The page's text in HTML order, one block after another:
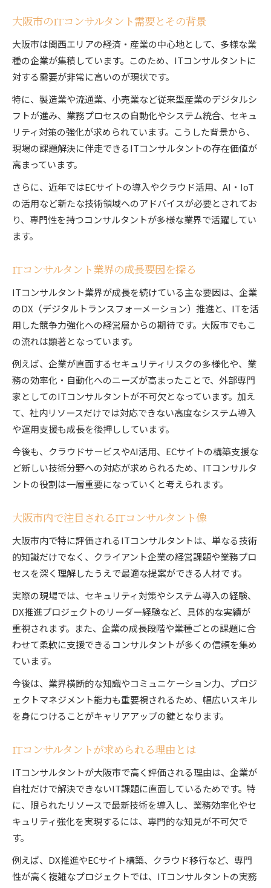
大阪市のITコンサル年収相場を徹底分析
年収交渉で有利なITコンサルタントの強み
ITコンサルタントが収入を伸ばす秘訣
ITコンサルタントとしてのキャリア形成戦略
ITコンサルタントが描くべきキャリア設計
大阪市で実現するITコンサルの成長戦略
ITコンサルタントのキャリアアップ成功例
長期的視点で考えるITコンサルの道筋
ITコンサルタント転職後のキャリア展望
大阪市のITコンサルタント需要とその背景
大阪市は関西エリアの経済・産業の中心地として、多様な業
種の企業が集積しています。このため、ITコンサルタントに
対する需要が非常に高いのが現状です。
特に、製造業や流通業、小売業など従来型産業のデジタルシ
フトが進み、業務プロセスの自動化やシステム統合、セキュ
リティ対策の強化が求められています。こうした背景から、
現場の課題解決に伴走できるITコンサルタントの存在価値が
高まっています。
さらに、近年ではECサイトの導入やクラウド活用、AI・IoT
の活用など新たな技術領域へのアドバイスが必要とされてお
り、専門性を持つコンサルタントが多様な業界で活躍してい
ます。
ITコンサルタント業界の成長要因を探る
ITコンサルタント業界が成長を続けている主な要因は、企業
のDX（デジタルトランスフォーメーション）推進と、ITを活
用した競争力強化への経営層からの期待です。大阪市でもこ
の流れは顕著となっています。
例えば、企業が直面するセキュリティリスクの多様化や、業
務の効率化・自動化へのニーズが高まったことで、外部専門
家としてのITコンサルタントが不可欠となっています。加え
て、社内リソースだけでは対応できない高度なシステム導入
や運用支援も成長を後押ししています。
今後も、クラウドサービスやAI活用、ECサイトの構築支援な
ど新しい技術分野への対応が求められるため、ITコンサルタ
ントの役割は一層重要になっていくと考えられます。
大阪市内で注目されるITコンサルタント像
大阪市内で特に評価されるITコンサルタントは、単なる技術
的知識だけでなく、クライアント企業の経営課題や業務プロ
セスを深く理解したうえで最適な提案ができる人材です。
実際の現場では、セキュリティ対策やシステム導入の経験、
DX推進プロジェクトのリーダー経験など、具体的な実績が
重視されます。また、企業の成長段階や業種ごとの課題に合
わせて柔軟に支援できるコンサルタントが多くの信頼を集め
ています。
今後は、業界横断的な知識やコミュニケーション力、プロジ
ェクトマネジメント能力も重要視されるため、幅広いスキル
を身につけることがキャリアアップの鍵となります。
ITコンサルタントが求められる理由とは
ITコンサルタントが大阪市で高く評価される理由は、企業が
自社だけで解決できないIT課題に直面しているためです。特
に、限られたリソースで最新技術を導入し、業務効率化やセ
キュリティ強化を実現するには、専門的な知見が不可欠で
す。
例えば、DX推進やECサイト構築、クラウド移行など、専門
性が高く複雑なプロジェクトでは、ITコンサルタントの実務